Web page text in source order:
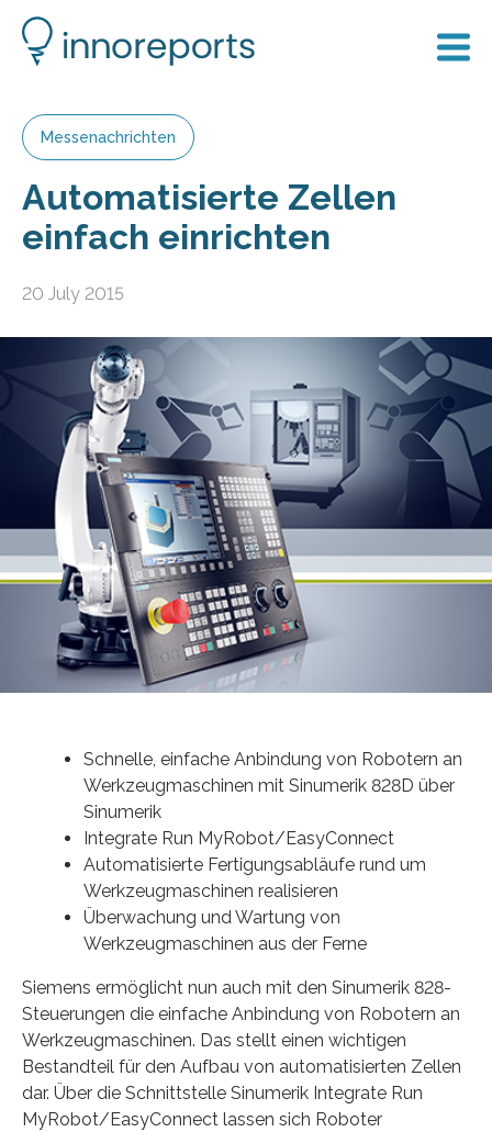
Messenachrichten
Automatisierte Zellen
einfach einrichten
20 July 2015
Schnelle, einfache Anbindung von Robotern an
Werkzeugmaschinen mit Sinumerik 828D über
Sinumerik
Integrate Run MyRobot/EasyConnect
Automatisierte Fertigungsabläufe rund um
Werkzeugmaschinen realisieren
Überwachung und Wartung von
Werkzeugmaschinen aus der Ferne
Siemens ermöglicht nun auch mit den Sinumerik 828-
Steuerungen die einfache Anbindung von Robotern an
Werkzeugmaschinen. Das stellt einen wichtigen
Bestandteil für den Aufbau von automatisierten Zellen
dar. Über die Schnittstelle Sinumerik Integrate Run
MyRobot/EasyConnect lassen sich Roboter